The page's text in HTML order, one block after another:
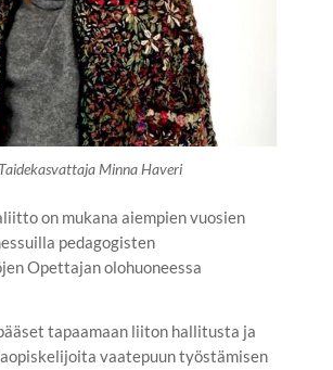
Taidekasvattaja Minna Haveri
on mukana aiempien vuosien
pedagogisten
Opettajan olohuoneessa
tapaamaan liiton hallitusta ja
vaatepuun työstämisen